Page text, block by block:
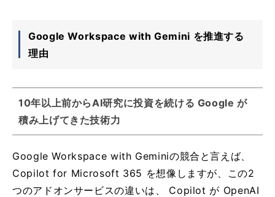
Google Workspace with Gemini を推進する
理由
10年以上前からAI研究に投資を続ける Google が
積み上げてきた技術力
Google Workspace with Geminiの競合と言えば、
Copilot for Microsoft 365 を想像しますが、この2
つのアドオンサービスの違いは、 Copilot が OpenAI